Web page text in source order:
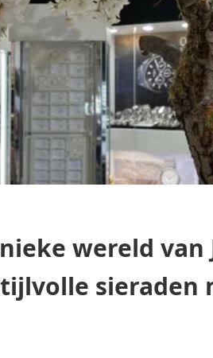
wereld van
sieraden